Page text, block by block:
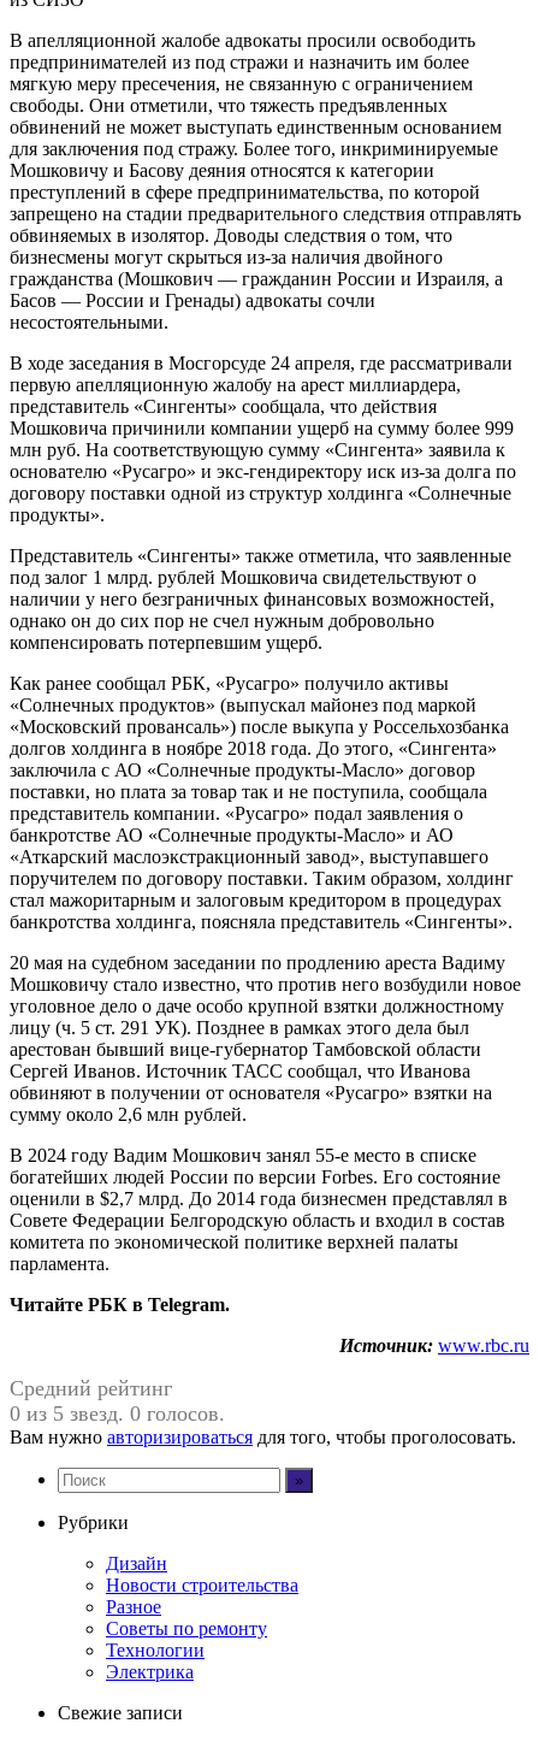
В апелляционной жалобе адвокаты просили освободить
предпринимателей из под стражи и назначить им более
мягкую меру пресечения, не связанную с ограничением
свободы. Они отметили, что тяжесть предъявленных
обвинений не может выступать единственным основанием
для заключения под стражу. Более того, инкриминируемые
Мошковичу и Басову деяния относятся к категории
преступлений в сфере предпринимательства, по которой
запрещено на стадии предварительного следствия отправлять
обвиняемых в изолятор. Доводы следствия о том, что
бизнесмены могут скрыться из-за наличия двойного
гражданства (Мошкович — гражданин России и Израиля, а
Басов — России и Гренады) адвокаты сочли
несостоятельными.
В ходе заседания в Мосгорсуде 24 апреля, где рассматривали
первую апелляционную жалобу на арест миллиардера,
представитель «Сингенты» сообщала, что действия
Мошковича причинили компании ущерб на сумму более 999
млн руб. На соответствующую сумму «Сингента» заявила к
основателю «Русагро» и экс-гендиректору иск из-за долга по
договору поставки одной из структур холдинга «Солнечные
продукты».
Представитель «Сингенты» также отметила, что заявленные
под залог 1 млрд. рублей Мошковича свидетельствуют о
наличии у него безграничных финансовых возможностей,
однако он до сих пор не счел нужным добровольно
компенсировать потерпевшим ущерб.
Как ранее сообщал РБК, «Русагро» получило активы
«Солнечных продуктов» (выпускал майонез под маркой
«Московский провансаль») после выкупа у Россельхозбанка
долгов холдинга в ноябре 2018 года. До этого, «Сингента»
заключила с АО «Солнечные продукты-Масло» договор
поставки, но плата за товар так и не поступила, сообщала
представитель компании. «Русагро» подал заявления о
банкротстве АО «Солнечные продукты-Масло» и АО
«Аткарский маслоэкстракционный завод», выступавшего
поручителем по договору поставки. Таким образом, холдинг
стал мажоритарным и залоговым кредитором в процедурах
банкротства холдинга, поясняла представитель «Сингенты».
20 мая на судебном заседании по продлению ареста Вадиму
Мошковичу стало известно, что против него возбудили новое
уголовное дело о даче особо крупной взятки должностному
лицу (ч. 5 ст. 291 УК). Позднее в рамках этого дела был
арестован бывший вице-губернатор Тамбовской области
Сергей Иванов. Источник ТАСС сообщал, что Иванова
обвиняют в получении от основателя «Русагро» взятки на
сумму около 2,6 млн рублей.
В 2024 году Вадим Мошкович занял 55-е место в списке
богатейших людей России по версии Forbes. Его состояние
оценили в $2,7 млрд. До 2014 года бизнесмен представлял в
Совете Федерации Белгородскую область и входил в состав
комитета по экономической политике верхней палаты
парламента.
Читайте РБК в Telegram.
Источник: www.rbc.ru
Средний рейтинг
0 из 5 звезд. 0 голосов.
Вам нужно авторизироваться для того, чтобы проголосовать.
Рубрики
Дизайн
Новости строительства
Разное
Советы по ремонту
Технологии
Электрика
Свежие записи